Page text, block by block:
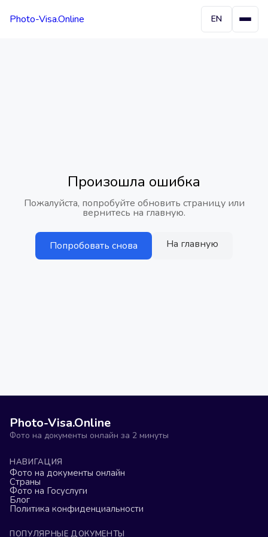
Photo-Visa.Online EN
Произошла ошибка
Пожалуйста, попробуйте обновить страницу или
вернитесь на главную.
Попробовать снова На главную
Photo-Visa.Online
Фото на документы онлайн за 2 минуты
НАВИГАЦИЯ
Фото на документы онлайн
Страны
Фото на Госуслуги
Блог
Политика конфиденциальности
ПОПУЛЯРНЫЕ ДОКУМЕНТЫ